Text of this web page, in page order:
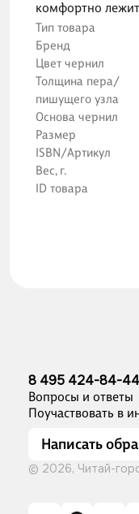
комфортно лежит
Тип товара
Бренд
Цвет чернил
Толщина пера/
пишущего узла
Основа чернил
Размер
ISBN/Артикул
Вес, г.
ID товара
8 495 424-84-44
Вопросы и ответы
Поучаствовать в
Написать
© 2026, Читай-